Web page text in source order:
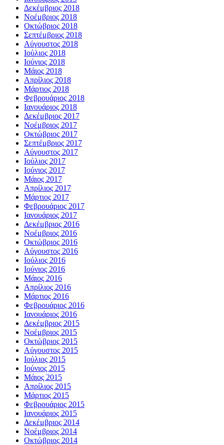
Δεκέμβριος 2018
Νοέμβριος 2018
Οκτώβριος 2018
Σεπτέμβριος 2018
Αύγουστος 2018
Ιούλιος 2018
Ιούνιος 2018
Μάιος 2018
Απρίλιος 2018
Μάρτιος 2018
Φεβρουάριος 2018
Ιανουάριος 2018
Δεκέμβριος 2017
Νοέμβριος 2017
Οκτώβριος 2017
Σεπτέμβριος 2017
Αύγουστος 2017
Ιούλιος 2017
Ιούνιος 2017
Μάιος 2017
Απρίλιος 2017
Μάρτιος 2017
Φεβρουάριος 2017
Ιανουάριος 2017
Δεκέμβριος 2016
Νοέμβριος 2016
Οκτώβριος 2016
Αύγουστος 2016
Ιούλιος 2016
Ιούνιος 2016
Μάιος 2016
Απρίλιος 2016
Μάρτιος 2016
Φεβρουάριος 2016
Ιανουάριος 2016
Δεκέμβριος 2015
Νοέμβριος 2015
Οκτώβριος 2015
Αύγουστος 2015
Ιούλιος 2015
Ιούνιος 2015
Μάιος 2015
Απρίλιος 2015
Μάρτιος 2015
Φεβρουάριος 2015
Ιανουάριος 2015
Δεκέμβριος 2014
Νοέμβριος 2014
Οκτώβριος 2014